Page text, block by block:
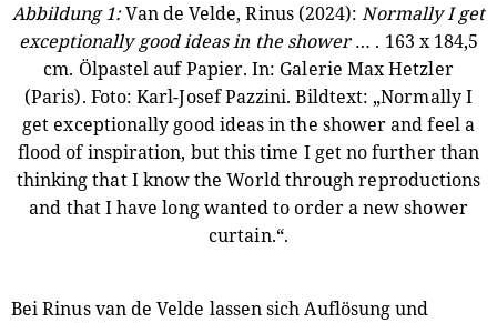
Abbildung 1:Van de Velde, Rinus (2024):Normally I get
exceptionally good ideas in the shower… . 163 x 184,5
cm. Ölpastel auf Papier. In: Galerie Max Hetzler
(Paris). Foto: Karl-Josef Pazzini. Bildtext: „Normally I
get exceptionally good ideas in the shower and feel a
flood of inspiration, but this time I get no further than
thinking that I know the World through reproductions
and that I have long wanted to order a new shower
curtain.“.
Bei Rinus van de Velde lassen sich Auflösung und